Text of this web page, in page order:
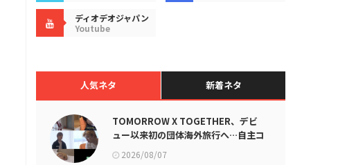
ディオデオジャパン
Youtube
人気ネタ 新着ネタ
TOMORROW X TOGETHER、デビ
ュー以来初の団体海外旅行へ…自主コ
ンテンツ公開！
2026/08/07